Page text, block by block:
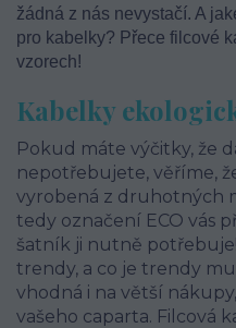
žádná z nás nevystačí. A
pro kabelky? Přece filcové
vzorech!
Kabelky
Pokud máte výčitky, že
nepotřebujete, věříme,
vyrobená z druhotných
tedy označení ECO vás
šatník ji nutně
trendy, a co je trendy
vhodná i na větší
vašeho caparta. Filcová